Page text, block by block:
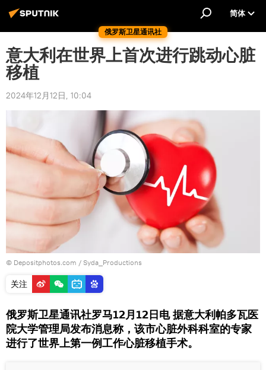
俄罗斯卫星通讯社
简体
意大利在世界上首次进行跳动心脏
移植
2024年12月12日, 10:04
© Depositphotos.com / Syda_Productions
关注
俄罗斯卫星通讯社罗马12月12日电 据意大利帕多瓦医
院大学管理局发布消息称，该市心脏外科科室的专家
进行了世界上第一例工作心脏移植手术。